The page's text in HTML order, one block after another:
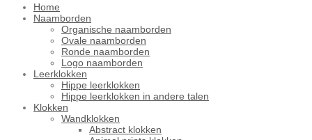
Home
Naamborden
Organische naamborden
Ovale naamborden
Ronde naamborden
Logo naamborden
Leerklokken
Hippe leerklokken
Hippe leerklokken in andere talen
Klokken
Wandklokken
Abstract klokken